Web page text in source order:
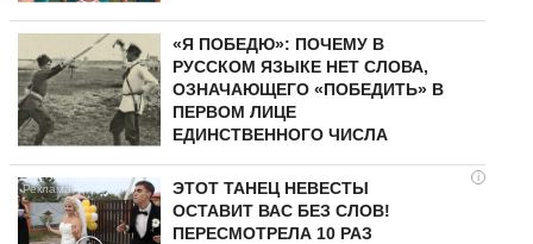
«Я ПОБЕДЮ»: ПОЧЕМУ В
РУССКОМ ЯЗЫКЕ НЕТ СЛОВА,
ОЗНАЧАЮЩЕГО «ПОБЕДИТЬ» В
ПЕРВОМ ЛИЦЕ
ЕДИНСТВЕННОГО ЧИСЛА
i
ЭТОТ ТАНЕЦ НЕВЕСТЫ
ОСТАВИТ ВАС БЕЗ СЛОВ!
ПЕРЕСМОТРЕЛА 10 РАЗ